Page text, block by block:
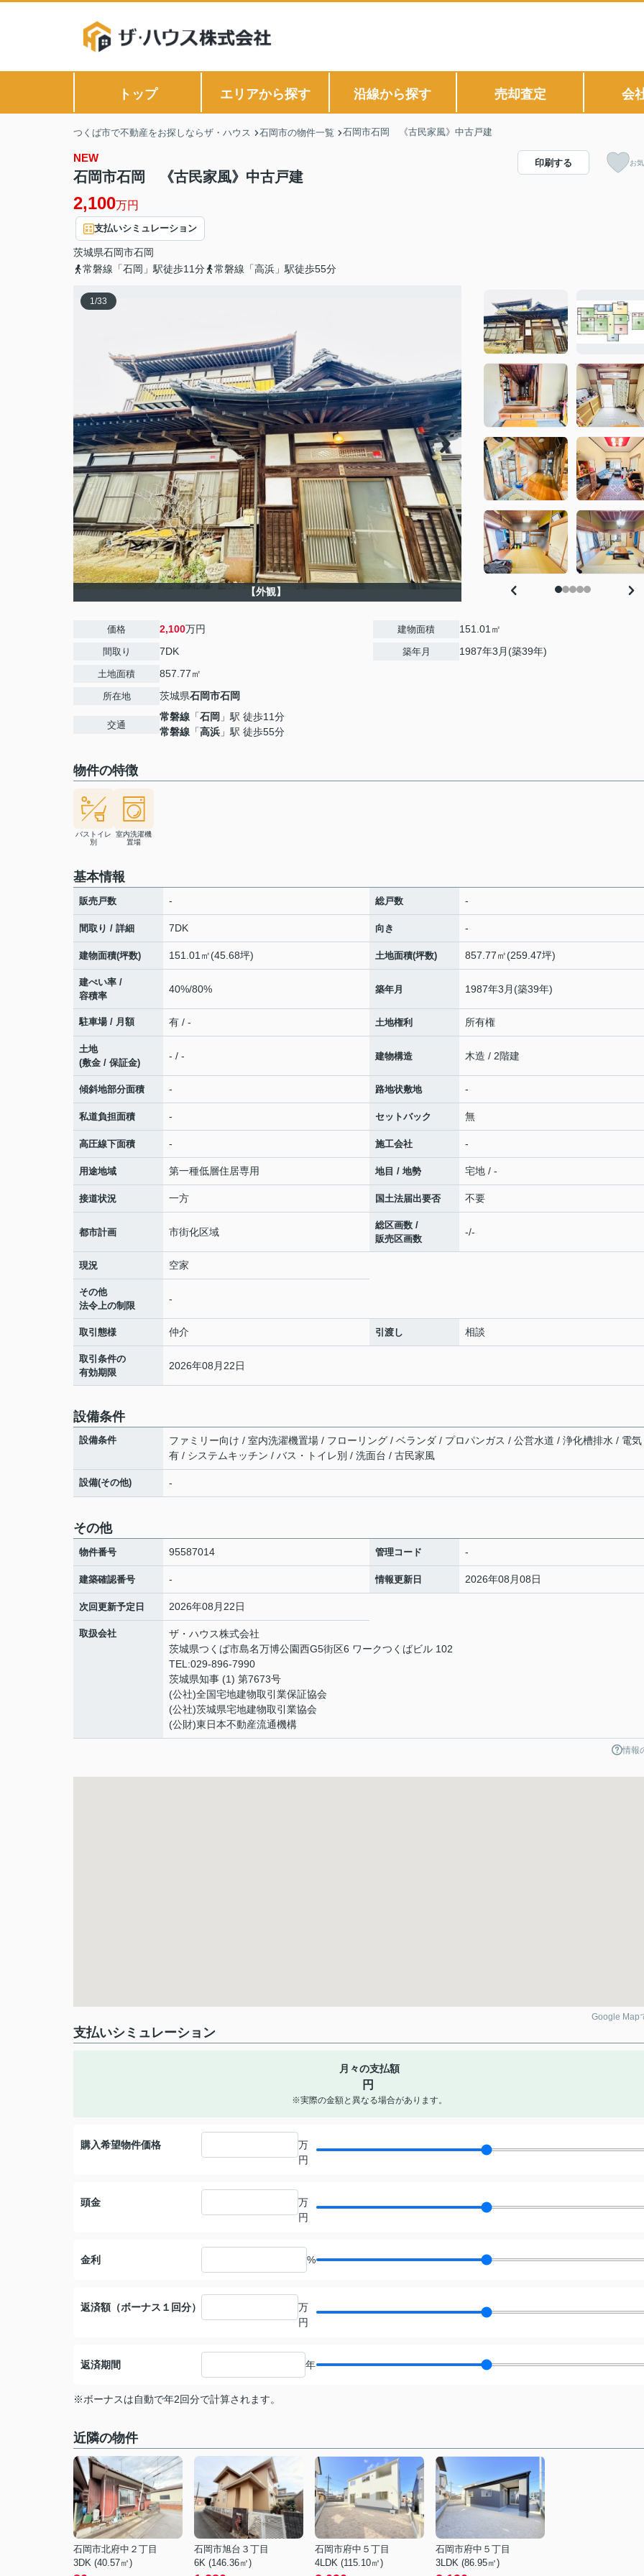
トップ エリアから探す 沿線から探す 売却査定 会
つくば市で不動産をお探しならザ・ハウス 石岡市の物件一覧 石岡市石岡 《古民家風》中古戸建
NEW
石岡市石岡 《古民家風》中古戸建
2,100万円
支払いシミュレーション
茨城県石岡市石岡
常磐線「石岡」駅徒歩11分
常磐線「高浜」駅徒歩55分
印刷する お
1/33
【外観】
価格 2,100万円
間取り 7DK
土地面積 857.77㎡
所在地 茨城県石岡市石岡
交通
常磐線 「石岡 」駅 徒歩11分
常磐線 「高浜 」駅 徒歩55分
建物面積 151.01㎡
築年月 1987年3月(築39年)
物件の特徴
バストイレ
別
室内洗濯機
置場
基本情報
販売戸数 - 総戸数 -
間取り / 詳細 7DK 向き -
建物面積(坪数) 151.01㎡(45.68坪) 土地面積(坪数) 857.77㎡(259.47坪)
建ぺい率 /
容積率
40%/80% 築年月 1987年3月(築39年)
駐車場 / 月額 有 / - 土地権利 所有権
土地
(敷金 / 保証金)
- / - 建物構造 木造 / 2階建
傾斜地部分面積 - 路地状敷地 -
私道負担面積 - セットバック 無
高圧線下面積 - 施工会社 -
用途地域 第一種低層住居専用 地目 / 地勢 宅地 / -
接道状況 一方 国土法届出要否 不要
都市計画 市街化区域
総区画数 /
販売区画数
-/-
現況 空家
その他
法令上の制限
-
取引態様 仲介 引渡し 相談
取引条件の
有効期限
2026年08月22日
設備条件
設備条件
ファミリー向け / 室内洗濯機置場 / フローリング / ベランダ / プロパンガス / 公営水道 / 浄化槽排水 / 電気
有 / システムキッチン / バス・トイレ別 / 洗面台 / 古民家風
設備(その他) -
その他
物件番号 95587014 管理コード -
建築確認番号 - 情報更新日 2026年08月08日
次回更新予定日 2026年08月22日
取扱会社
ザ・ハウス株式会社
茨城県つくば市島名万博公園西G5街区6 ワークつくばビル 102
TEL:029-896-7990
茨城県知事 (1) 第7673号
(公社)全国宅地建物取引業保証協会
(公社)茨城県宅地建物取引業協会
(公財)東日本不動産流通機構
情報
Google Map
支払いシミュレーション
月々の支払額
円
※実際の金額と異なる場合があります。
購入希望物件価格
万
円
頭金
万
円
金利 %
返済額（ボーナス１回分）
万
円
返済期間 年
※ボーナスは自動で年2回分で計算されます。
近隣の物件
石岡市北府中２丁目
3DK (40.57㎡)
石岡市旭台３丁目
6K (146.36㎡)
石岡市府中５丁目
4LDK (115.10㎡)
石岡市府中５丁目
3LDK (86.95㎡)